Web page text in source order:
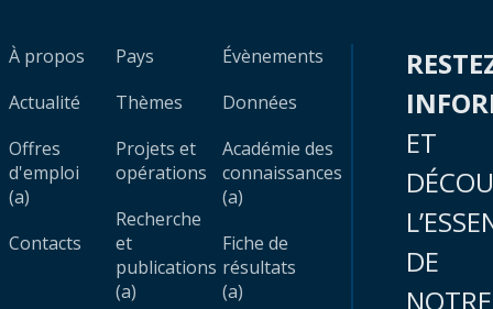
À propos
Actualité
Offres
d'emploi
(a)
Contacts
Pays
Thèmes
Projets et
opérations
Recherche
et
publications
(a)
Évènements
Données
Académie des
connaissances
(a)
Fiche de
résultats
(a)
ET
DE
NOTRE